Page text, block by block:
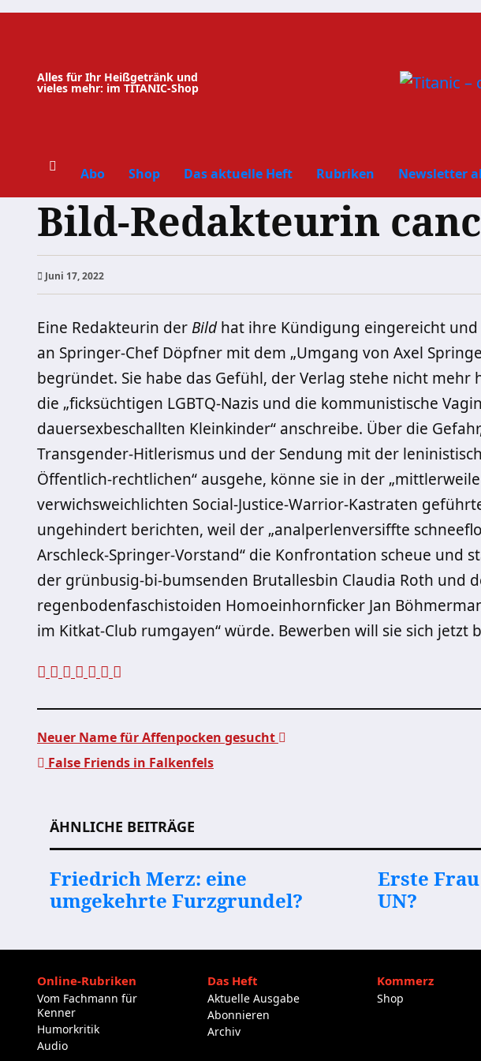
Zum
Alles für Ihr Heißgetränk und
vieles mehr: im TITANIC-Shop
Abo Shop Das aktuelle Heft Rubriken Newsletter
Bild-Redakteurin
Juni 17, 2022
Eine Redakteurin derBildhat ihre Kündigung eingereicht
an Springer-Chef Döpfner mit dem „Umgang von Axel
begründet. Sie habe das Gefühl, der Verlag stehe nicht mehr
die „ficksüchtigen LGBTQ-Nazis und die kommunistische
dauersexbeschallten Kleinkinder“ anschreibe. Über die
Transgender-Hitlerismus und der Sendung mit der
Öffentlich-rechtlichen“ ausgehe, könne sie in der
verwichsweichlichten Social-Justice-Warrior-Kastraten
ungehindert berichten, weil der „analperlenversiffte
Arschleck-Springer-Vorstand“ die Konfrontation scheue und
der grünbusig-bi-bumsenden Brutallesbin Claudia Roth und
regenbodenfaschistoiden Homoeinhornficker Jan
im Kitkat-Club rumgayen“ würde. Bewerben will sie sich jetzt
Neuer Name für Affenpocken gesucht
False Friends in Falkenfels
ÄHNLICHE BEITRÄGE
Friedrich Merz: eine
umgekehrte Furzgrundel?
Erste
UN?
Online-Rubriken
Vom Fachmann für
Kenner
Humorkritik
Audio
Das Heft
Aktuelle Ausgabe
Abonnieren
Archiv
Kommerz
Shop